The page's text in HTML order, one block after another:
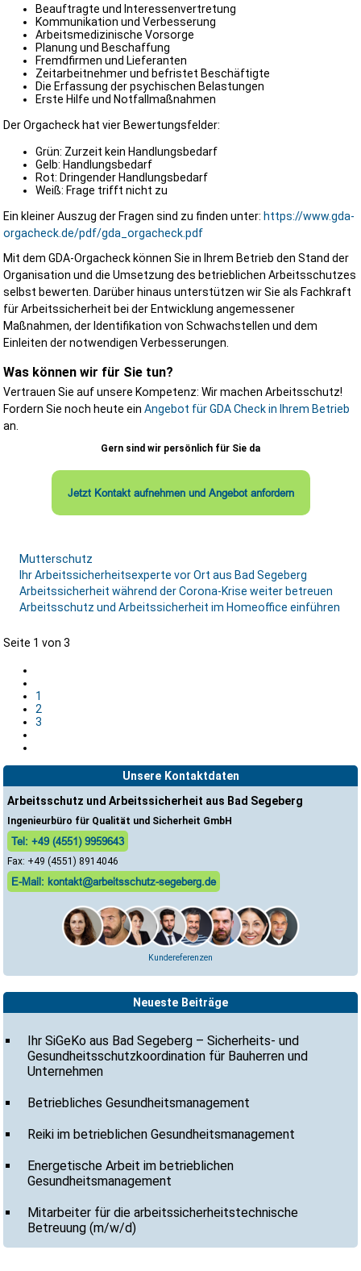
Beauftragte und Interessenvertretung
Kommunikation und Verbesserung
Arbeitsmedizinische Vorsorge
Planung und Beschaffung
Fremdfirmen und Lieferanten
Zeitarbeitnehmer und befristet Beschäftigte
Die Erfassung der psychischen Belastungen
Erste Hilfe und Notfallmaßnahmen
Der Orgacheck hat vier Bewertungsfelder:
Grün: Zurzeit kein Handlungsbedarf
Gelb: Handlungsbedarf
Rot: Dringender Handlungsbedarf
Weiß: Frage trifft nicht zu
Ein kleiner Auszug der Fragen sind zu finden unter: https://www.gda-
orgacheck.de/pdf/gda_orgacheck.pdf
Mit dem GDA-Orgacheck können Sie in Ihrem Betrieb den Stand der
Organisation und die Umsetzung des betrieblichen Arbeitsschutzes
selbst bewerten. Darüber hinaus unterstützen wir Sie als Fachkraft
für Arbeitssicherheit bei der Entwicklung angemessener
Maßnahmen, der Identifikation von Schwachstellen und dem
Einleiten der notwendigen Verbesserungen.
Was können wir für Sie tun?
Vertrauen Sie auf unsere Kompetenz: Wir machen Arbeitsschutz!
Fordern Sie noch heute einAngebot für GDA Check in Ihrem Betrieb
an.
Gern sind wir persönlich für Sie da
Jetzt Kontakt aufnehmen und Angebot anfordern
Mutterschutz
Ihr Arbeitssicherheitsexperte vor Ort aus Bad Segeberg
Arbeitssicherheit während der Corona-Krise weiter betreuen
Arbeitsschutz und Arbeitssicherheit im Homeoffice einführen
Seite 1 von 3
1
2
3
Unsere Kontaktdaten
Arbeitsschutz und Arbeitssicherheit aus Bad Segeberg
Ingenieurbüro für Qualität und Sicherheit GmbH
Tel: +49 (4551) 9959643
Fax: +49 (4551) 8914046
E-Mail: kontakt@arbeitsschutz-segeberg.de
Kundereferenzen
Neueste Beiträge
Ihr SiGeKo aus Bad Segeberg – Sicherheits- und
Gesundheitsschutzkoordination für Bauherren und
Unternehmen
Betriebliches Gesundheitsmanagement
Reiki im betrieblichen Gesundheitsmanagement
Energetische Arbeit im betrieblichen
Gesundheitsmanagement
Mitarbeiter für die arbeitssicherheitstechnische
Betreuung (m/w/d)